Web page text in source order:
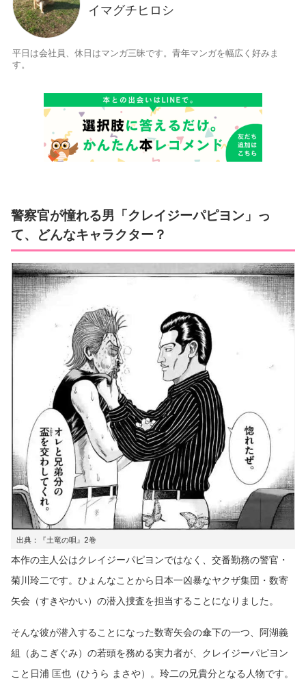
イマグチヒロシ
平日は会社員、休日はマンガ三昧です。青年マンガを幅広く好みま
す。
警察官が憧れる男「クレイジーパピヨン」っ
て、どんなキャラクター？
出典：『土竜の唄』2巻
本作の主人公はクレイジーパピヨンではなく、交番勤務の警官・
菊川玲二です。ひょんなことから日本一凶暴なヤクザ集団・数寄
矢会（すきやかい）の潜入捜査を担当することになりました。
そんな彼が潜入することになった数寄矢会の傘下の一つ、阿湖義
組（あこぎぐみ）の若頭を務める実力者が、クレイジーパピヨン
こと日浦 匡也（ひうら まさや）。玲二の兄貴分となる人物です。